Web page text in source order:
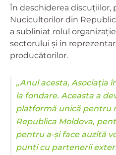
În deschiderea discuțiilor,
Nucicultorilor din
a subliniat rolul
sectorului și în
producătorilor.
„Anul acesta, Asociația
la fondare. Aceasta a
platformă unică pentru
Republica Moldova,
pentru a-și face auzită
punți cu partenerii